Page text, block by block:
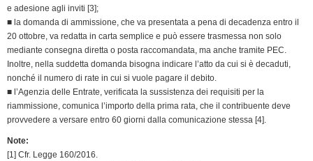
e adesione agli inviti [3];
■ la domanda di ammissione, che va presentata a pena di decadenza entro il
20 ottobre, va redatta in carta semplice e può essere trasmessa non solo
mediante consegna diretta o posta raccomandata, ma anche tramite PEC.
Inoltre, nella suddetta domanda bisogna indicare l’atto da cui si è decaduti,
nonché il numero di rate in cui si vuole pagare il debito.
■ l’Agenzia delle Entrate, verificata la sussistenza dei requisiti per la
riammissione, comunica l’importo della prima rata, che il contribuente deve
provvedere a versare entro 60 giorni dalla comunicazione stessa [4].
Note:
[1] Cfr. Legge 160/2016.